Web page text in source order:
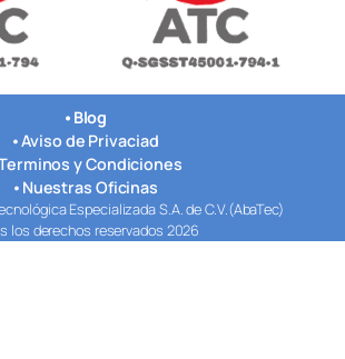
• Blog
•Aviso de Privaciad
y Condiciones
• Nuestras Oficinas
Especializada S.A. de C.V.(AbaTec)
los derechos reservados 2026